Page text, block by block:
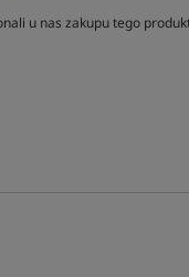
u nas zakupu tego